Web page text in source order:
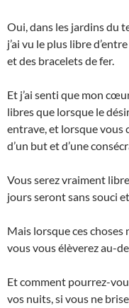
Oui, dans les jardins du
j’ai vu le plus libre
et des bracelets de fer.
Et j’ai senti que mon
libres que lorsque le
entrave, et lorsque vous
d’un but et d’une
Vous serez vraiment
jours seront sans souci
Mais lorsque ces
vous vous élèverez au-
Et comment pourrez-
vos nuits, si vous ne